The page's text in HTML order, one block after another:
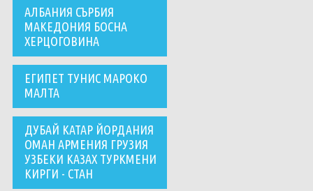
АЛБАНИЯ СЪРБИЯ
МАКЕДОНИЯ БОСНА
ХЕРЦОГОВИНА
ЕГИПЕТ ТУНИС МАРОКО
МАЛТА
ДУБАЙ КАТАР ЙОРДАНИЯ
ОМАН АРМЕНИЯ ГРУЗИЯ
УЗБЕКИ КАЗАХ ТУРКМЕНИ
КИРГИ - СТАН